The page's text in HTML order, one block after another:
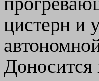
цистерн и
Доносится